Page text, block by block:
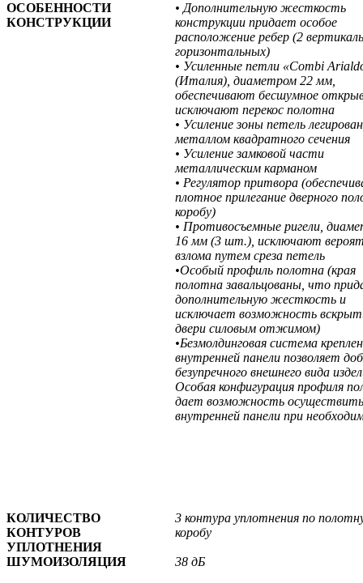
ОСОБЕННОСТИ
КОНСТРУКЦИИ
• Дополнительную жесткость
конструкции придает особое
расположение ребер (2
горизонтальных)
• Усиленные петли «Combi
(Италия), диаметром 22 мм,
обеспечивают бесшумное
исключают перекос полотна
• Усиление зоны петель
металлом квадратного сечения
• Усиление замковой части
металлическим карманом
• Регулятор притвора
плотное прилегание дверного
коробу)
• Противосъемные ригели,
16 мм (3 шт.), исключают
взлома путем среза петель
•Особый профиль полотна (края
полотна завальцованы, что
дополнительную жесткость и
исключает возможность
двери силовым отжимом)
•Безмолдинговая система
внутренней панели позволяет
безупречного внешнего вида
Особая конфигурация профиля
дает возможность осуществить
внутренней панели при
КОЛИЧЕСТВО
КОНТУРОВ
УПЛОТНЕНИЯ
3 контура уплотнения по
коробу
ШУМОИЗОЛЯЦИЯ 38 дБ